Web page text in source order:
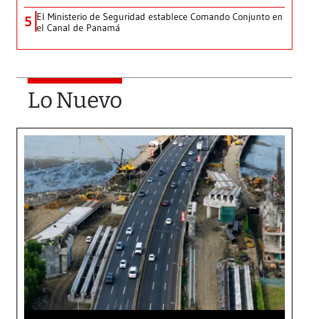
5 El Ministerio de Seguridad establece Comando Conjunto en
el Canal de Panamá
Lo Nuevo